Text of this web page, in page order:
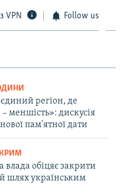
VPN Follow us
регіон, де
– меншість»: дискусія
пам'ятної дати
КРИМ
влада обіцяє закрити
шлях українським